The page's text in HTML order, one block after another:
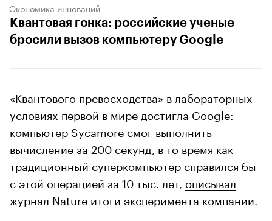
Экономика инноваций
Квантовая гонка: российские ученые
бросили вызов компьютеру Google
«Квантового превосходства» в лабораторных
условиях первой в мире достигла Google:
компьютер Sycamore смог выполнить
вычисление за 200 секунд, в то время как
традиционный суперкомпьютер справился бы
с этой операцией за 10 тыс. лет, описывал
журнал Nature итоги эксперимента компании.